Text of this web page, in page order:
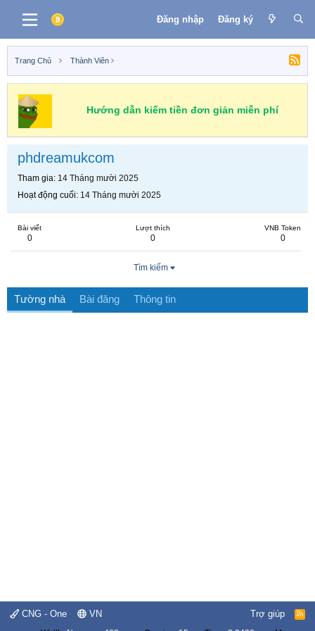
Đăng nhập Đăng ký
Trang Chủ Thành Viên
Hướng dẫn kiếm tiền đơn giản miễn phí
phdreamukcom
Tham gia 14 Tháng mười 2025
Hoạt động cuối 14 Tháng mười 2025
Bài viết
0
Lượt thích
0
VNB Token
0
Tìm kiếm
Tường nhà Bài đăng Thông tin
CNG - One VN Trợ giúp
R